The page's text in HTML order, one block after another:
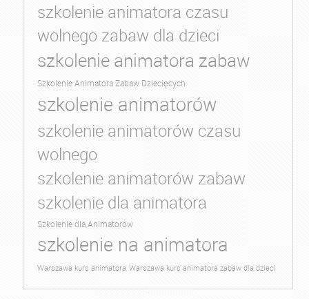
szkolenie animatora czasu
wolnego zabaw dla dzieci
szkolenie animatora zabaw
Szkolenie Animatora Zabaw Dziecięcych
szkolenie animatorów
szkolenie animatorów czasu
wolnego
szkolenie animatorów zabaw
szkolenie dla animatora
Szkolenie dla Animatorów
szkolenie na animatora
Warszawa kurs animatora Warszawa kurs animatora zabaw dla dzieci